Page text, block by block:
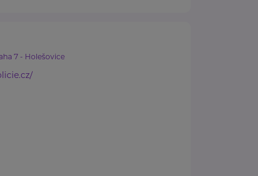
7 - Holešovice